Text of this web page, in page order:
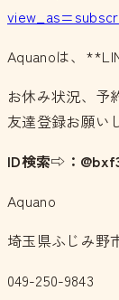
Aquanoは、
お休み状況、予
友達登録お願い
ID検索⇨：
Aquano
埼玉県ふじみ
049-250-9843